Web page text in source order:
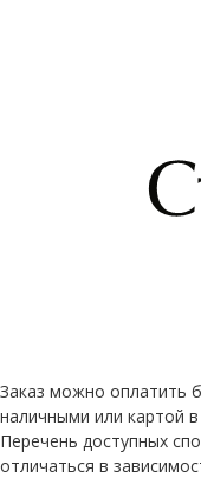
Заказ можно оплатить
наличными или картой
Перечень доступных
отличаться в